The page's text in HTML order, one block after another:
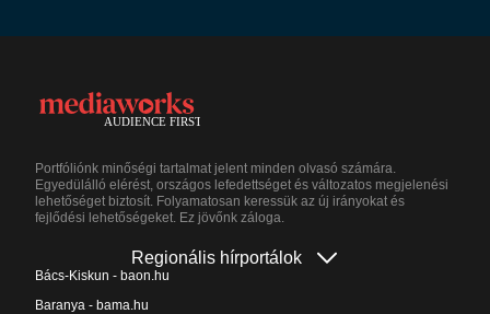
Portfóliónk minőségi tartalmat jelent minden olvasó számára.
Egyedülálló elérést, országos lefedettséget és változatos megjelenési
lehetőséget biztosít. Folyamatosan keressük az új irányokat és
fejlődési lehetőségeket. Ez jövőnk záloga.
Regionális hírportálok
Bács-Kiskun - baon.hu
Baranya - bama.hu